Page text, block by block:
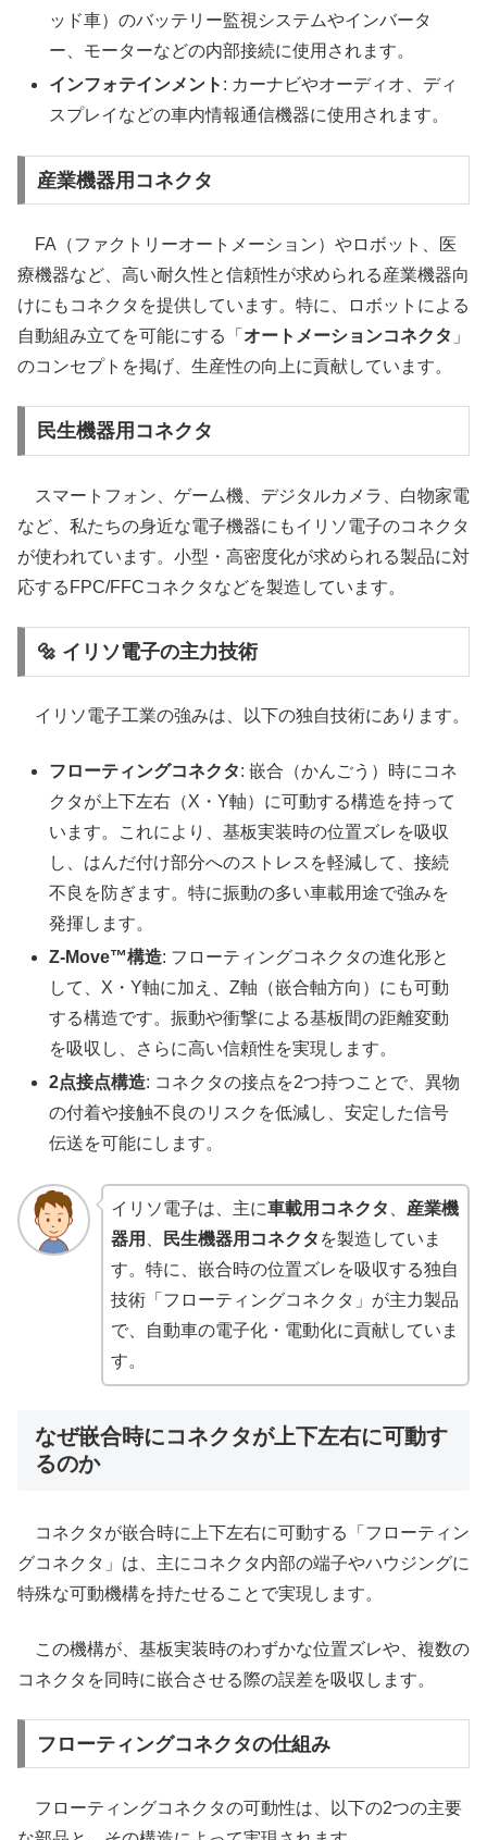
ッド車）のバッテリー監視システムやインバータ
ー、モーターなどの内部接続に使用されます。
インフォテインメント : カーナビやオーディオ、ディ
スプレイなどの車内情報通信機器に使用されます。
産業機器用コネクタ
FA（ファクトリーオートメーション）やロボット、医
療機器など、高い耐久性と信頼性が求められる産業機器向
けにもコネクタを提供しています。特に、ロボットによる
自動組み立てを可能にする「 オートメーションコネクタ 」
のコンセプトを掲げ、生産性の向上に貢献しています。
民生機器用コネクタ
スマートフォン、ゲーム機、デジタルカメラ、白物家電
など、私たちの身近な電子機器にもイリソ電子のコネクタ
が使われています。小型・高密度化が求められる製品に対
応するFPC/FFCコネクタなどを製造しています。
🔩 イリソ電子の主力技術
イリソ電子工業の強みは、以下の独自技術にあります。
フローティングコネクタ: 嵌合（かんごう）時にコネ
クタが上下左右（X・Y軸）に可動する構造を持って
います。これにより、基板実装時の位置ズレを吸収
し、はんだ付け部分へのストレスを軽減して、接続
不良を防ぎます。特に振動の多い車載用途で強みを
発揮します。
Z-Move™構造: フローティングコネクタの進化形と
して、X・Y軸に加え、Z軸（嵌合軸方向）にも可動
する構造です。振動や衝撃による基板間の距離変動
を吸収し、さらに高い信頼性を実現します。
2点接点構造: コネクタの接点を2つ持つことで、異物
の付着や接触不良のリスクを低減し、安定した信号
伝送を可能にします。
イリソ電子は、主に車載用コネクタ
産業機
器用
民生機器用コネクタ を製造していま
す。特に、嵌合時の位置ズレを吸収する独自
技術「フローティングコネクタ」が主力製品
で、自動車の電子化・電動化に貢献していま
す。
なぜ嵌合時にコネクタが上下左右に可動す
るのか
コネクタが嵌合時に上下左右に可動する「フローティン
グコネクタ」は、主にコネクタ内部の端子やハウジングに
特殊な可動機構を持たせることで実現します。
この機構が、基板実装時のわずかな位置ズレや、複数の
コネクタを同時に嵌合させる際の誤差を吸収します。
フローティングコネクタの仕組み
フローティングコネクタの可動性は、以下の2つの主要